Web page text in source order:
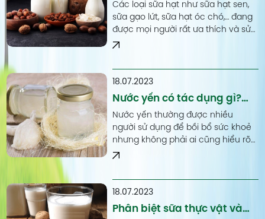
là đủ?
Các loại sữa hạt như sữa hạt sen,
sữa gạo lứt, sữa hạt óc chó,… đang
được mọi người rất ưa thích và sử
dụng. Nó là một nguồn dinh dưỡng
18.07.2023
Nước yến có tác dụng gì?
Uống nước yến nhiều có tốt
không?
Nước yến thường được nhiều
người sử dụng để bồi bổ sức khoẻ
nhưng không phải ai cũng hiểu rõ
về những lợi ích của nó… Vậy nước
18.07.2023
Phân biệt sữa thực vật và